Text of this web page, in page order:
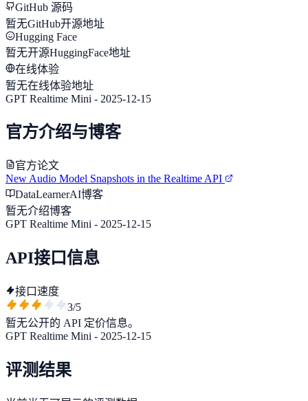
GitHub 源码
暂无GitHub开源地址
Hugging Face
暂无开源HuggingFace地址
在线体验
暂无在线体验地址
GPT Realtime Mini - 2025-12-15
官方介绍与博客
官方论文
New Audio Model Snapshots in the Realtime API
DataLearnerAI博客
暂无介绍博客
GPT Realtime Mini - 2025-12-15
API接口信息
接口速度
3/5
暂无公开的 API 定价信息。
GPT Realtime Mini - 2025-12-15
评测结果